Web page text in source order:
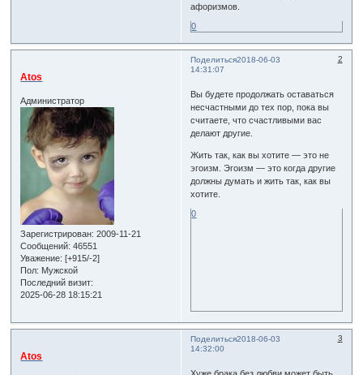
афоризмов.
0
Поделиться 2
2018-06-03
14:31:07
Atos
Администратор
Зарегистрирован: 2009-11-21
Сообщений: 46551
Уважение: [+915/-2]
Пол: Мужской
Последний визит:
2025-06-28 18:15:21
Вы будете продолжать оставаться
несчастными до тех пор, пока вы
считаете, что счастливыми вас
делают другие.
Жить так, как вы хотите — это не
эгоизм. Эгоизм — это когда другие
должны думать и жить так, как вы
хотите.
0
Поделиться 3
2018-06-03
14:32:00
Atos